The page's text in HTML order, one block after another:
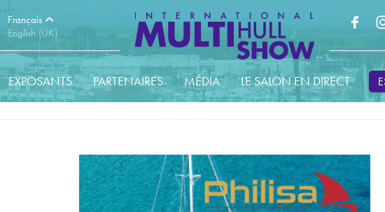
Français
English (UK)
EXPOSANTS PARTENAIRES MÉDIA LE SALON EN DIRECT